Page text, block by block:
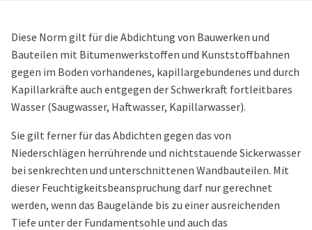
Diese Norm gilt für die Abdichtung von Bauwerken und
Bauteilen mit Bitumenwerkstoffen und Kunststoffbahnen
gegen im Boden vorhandenes, kapillargebundenes und durch
Kapillarkräfte auch entgegen der Schwerkraft fortleitbares
Wasser (Saugwasser, Haftwasser, Kapillarwasser).
Sie gilt ferner für das Abdichten gegen das von
Niederschlägen herrührende und nichtstauende Sickerwasser
bei senkrechten und unterschnittenen Wandbauteilen. Mit
dieser Feuchtigkeitsbeanspruchung darf nur gerechnet
werden, wenn das Baugelände bis zu einer ausreichenden
Tiefe unter der Fundamentsohle und auch das